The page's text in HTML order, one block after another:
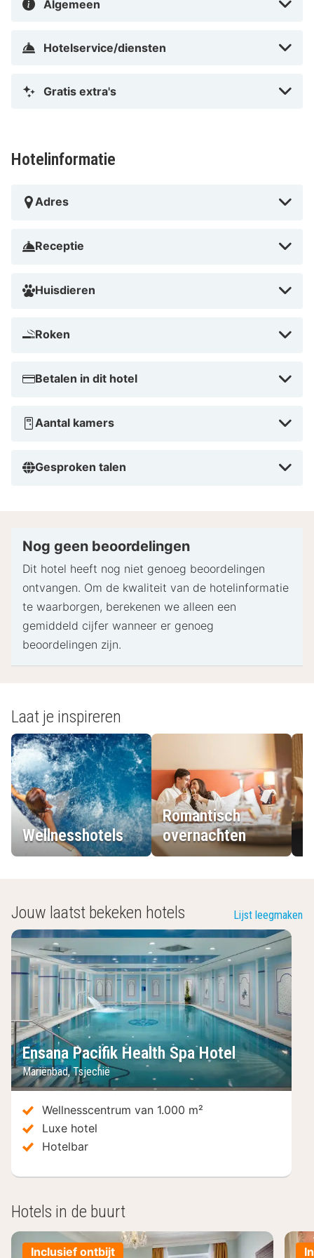
Algemeen
Hotelservice/diensten
Gratis extra's
Hotelinformatie
Adres
Receptie
Huisdieren
Roken
Betalen in dit hotel
Aantal kamers
Gesproken talen
Nog geen beoordelingen
Dit hotel heeft nog niet genoeg beoordelingen
ontvangen. Om de kwaliteit van de hotelinformatie
te waarborgen, berekenen we alleen een
gemiddeld cijfer wanneer er genoeg
beoordelingen zijn.
Laat je inspireren
Wellnesshotels
Romantisch
overnachten
Jouw laatst bekeken hotels Lijst leegmaken
Ensana Pacifik Health Spa Hotel
Mariënbad,Tsjechië
Wellnesscentrum van 1.000 m²
Luxe hotel
Hotelbar
Hotels in de buurt
Inclusief ontbijt